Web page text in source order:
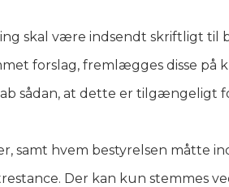
skal være indsendt skriftligt til
forslag, fremlægges disse på
sådan, at dette er tilgængeligt
samt hvem bestyrelsen måtte
Der kan kun stemmes